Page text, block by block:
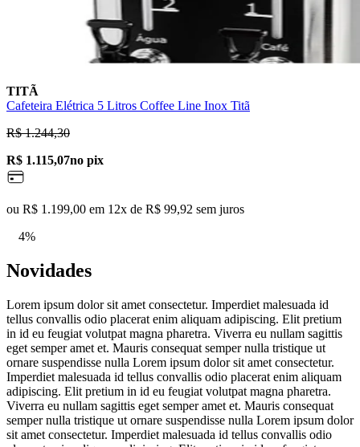
TITÃ
Cafeteira Elétrica 5 Litros Coffee Line Inox Titã
R$ 1.244,30
R$ 1.115,07no pix
ou R$ 1.199,00 em 12x de R$ 99,92 sem juros
4%
Novidades
Lorem ipsum dolor sit amet consectetur. Imperdiet malesuada id
tellus convallis odio placerat enim aliquam adipiscing. Elit pretium
in id eu feugiat volutpat magna pharetra. Viverra eu nullam sagittis
eget semper amet et. Mauris consequat semper nulla tristique ut
ornare suspendisse nulla Lorem ipsum dolor sit amet consectetur.
Imperdiet malesuada id tellus convallis odio placerat enim aliquam
adipiscing. Elit pretium in id eu feugiat volutpat magna pharetra.
Viverra eu nullam sagittis eget semper amet et. Mauris consequat
semper nulla tristique ut ornare suspendisse nulla Lorem ipsum dolor
sit amet consectetur. Imperdiet malesuada id tellus convallis odio